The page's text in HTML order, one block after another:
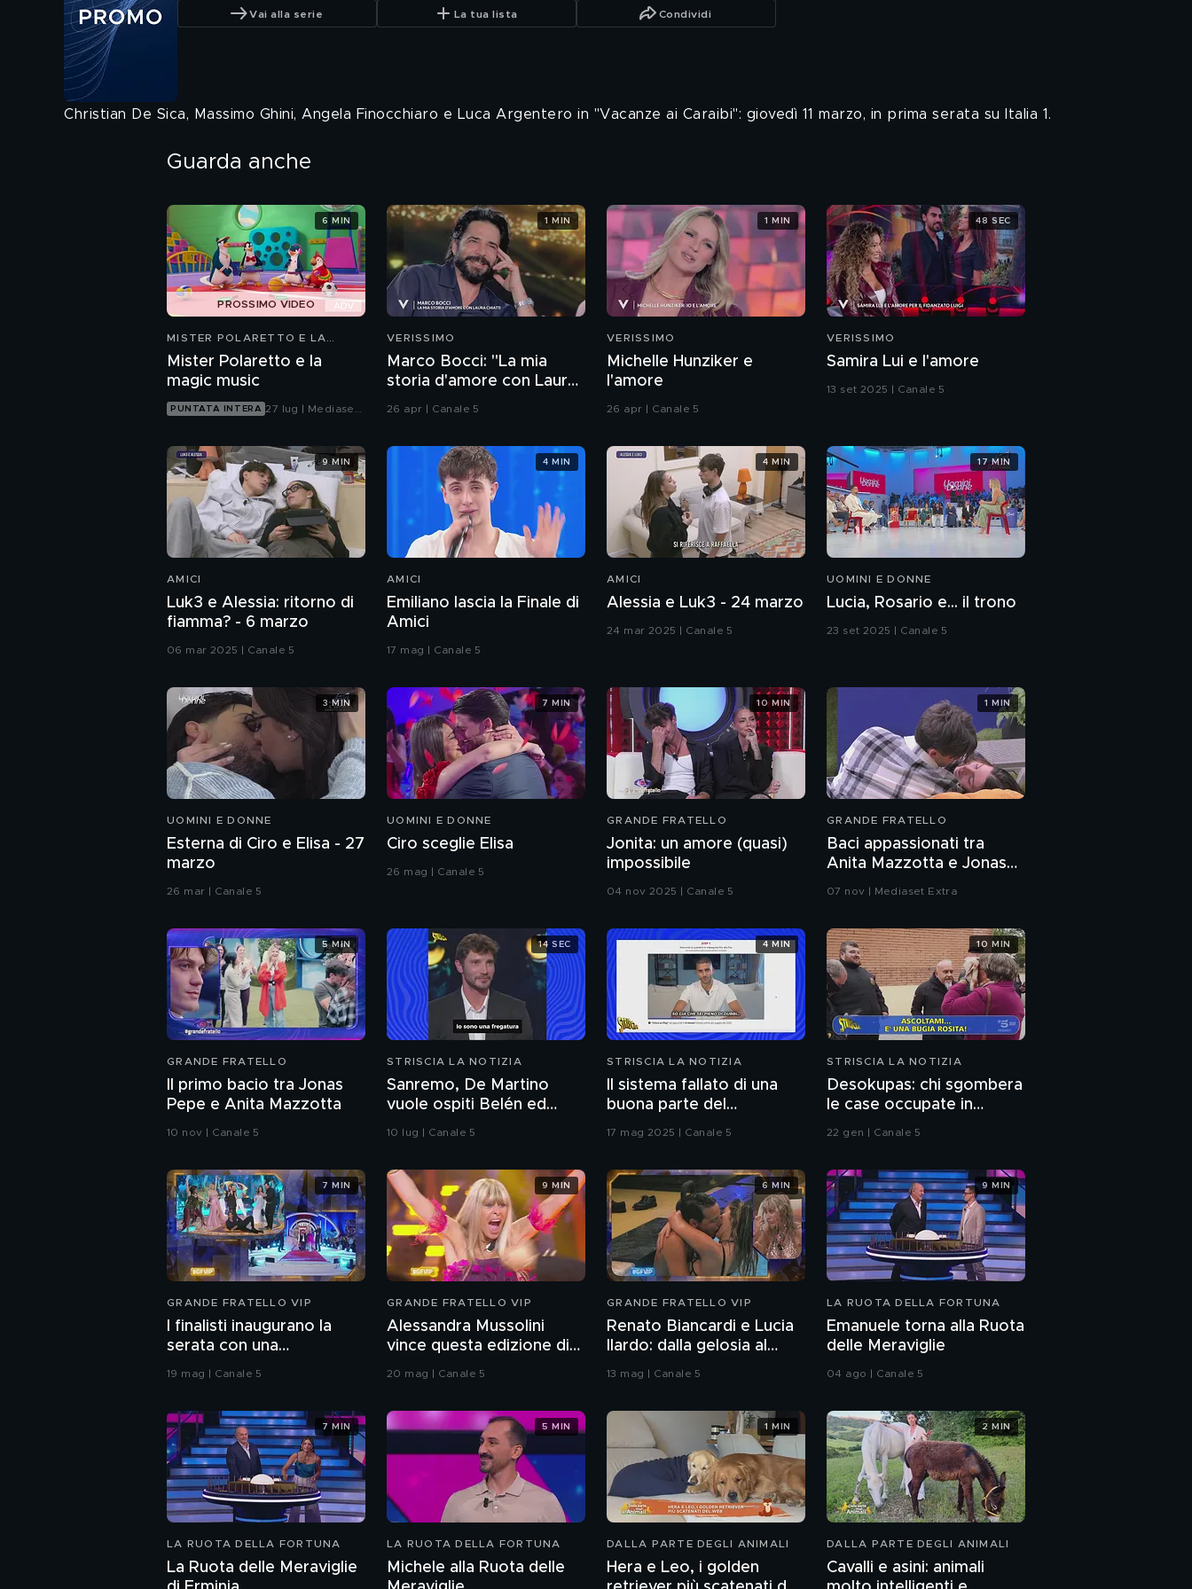
Vai alla serie La tua lista Condividi
Christian De Sica, Massimo Ghini, Angela Finocchiaro e Luca Argentero in "Vacanze ai Caraibi": giovedì 11 marzo, in prima serata su Italia 1.
Guarda anche
PROSSIMO VIDEO
MISTER POLARETTO E LA
Mister Polaretto e la
magic music
PUNTATA INTERA 27 lug | Mediaset
6 MIN
VERISSIMO
Marco Bocci: "La mia
storia d'amore con Laura
Chiatti"
26 apr | Canale 5
1 MIN
VERISSIMO
Michelle Hunziker e
l'amore
26 apr | Canale 5
1 MIN
VERISSIMO
Samira Lui e l'amore
13 set 2025 | Canale 5
48 SEC
AMICI
Luk3 e Alessia: ritorno di
fiamma? - 6 marzo
06 mar 2025 | Canale 5
9 MIN
AMICI
Emiliano lascia la Finale di
Amici
17 mag | Canale 5
4 MIN
AMICI
Alessia e Luk3 - 24 marzo
24 mar 2025 | Canale 5
4 MIN
UOMINI E DONNE
Lucia, Rosario e... il trono
23 set 2025 | Canale 5
17 MIN
UOMINI E DONNE
Esterna di Ciro e Elisa - 27
marzo
26 mar | Canale 5
3 MIN
UOMINI E DONNE
Ciro sceglie Elisa
26 mag | Canale 5
7 MIN
GRANDE FRATELLO
Jonita: un amore (quasi)
impossibile
04 nov 2025 | Canale 5
10 MIN
GRANDE FRATELLO
Baci appassionati tra
Anita Mazzotta e Jonas
07 nov | Mediaset Extra
1 MIN
GRANDE FRATELLO
Il primo bacio tra Jonas
Pepe e Anita Mazzotta
10 nov | Canale 5
5 MIN
STRISCIA LA NOTIZIA
Sanremo, De Martino
vuole ospiti Belén ed
Emma: il curioso triangolo
10 lug | Canale 5
14 SEC
STRISCIA LA NOTIZIA
Il sistema fallato di una
buona parte del
giornalismo online: articoli
17 mag 2025 | Canale 5
4 MIN
STRISCIA LA NOTIZIA
Desokupas: chi sgombera
le case occupate in
Spagna. L'inchiesta di
22 gen | Canale 5
10 MIN
GRANDE FRATELLO VIP
I finalisti inaugurano la
serata con una
coreografia
19 mag | Canale 5
7 MIN
GRANDE FRATELLO VIP
Alessandra Mussolini
vince questa edizione di
Grande Fratello VIP
20 mag | Canale 5
9 MIN
GRANDE FRATELLO VIP
Renato Biancardi e Lucia
Ilardo: dalla gelosia al
13 mag | Canale 5
6 MIN
LA RUOTA DELLA FORTUNA
Emanuele torna alla Ruota
delle Meraviglie
04 ago | Canale 5
9 MIN
LA RUOTA DELLA FORTUNA
La Ruota delle Meraviglie
7 MIN
LA RUOTA DELLA FORTUNA
Michele alla Ruota delle
5 MIN
DALLA PARTE DEGLI ANIMALI
Hera e Leo, i golden
1 MIN
DALLA PARTE DEGLI ANIMALI
Cavalli e asini: animali
2 MIN